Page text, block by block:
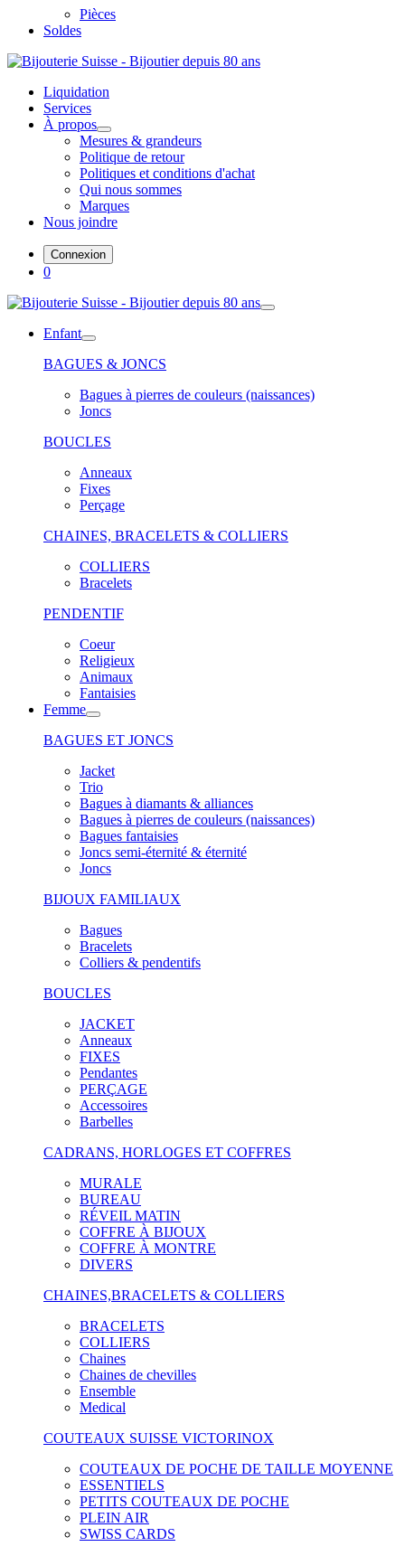
Pièces
Soldes
Liquidation
Services
À propos
Mesures & grandeurs
Politique de retour
Politiques et conditions d'achat
Qui nous sommes
Marques
Nous joindre
Connexion
0
Enfant
BAGUES & JONCS
Bagues à pierres de couleurs (naissances)
Joncs
BOUCLES
Anneaux
Fixes
Perçage
CHAINES, BRACELETS & COLLIERS
COLLIERS
Bracelets
PENDENTIF
Coeur
Religieux
Animaux
Fantaisies
Femme
BAGUES ET JONCS
Jacket
Trio
Bagues à diamants & alliances
Bagues à pierres de couleurs (naissances)
Bagues fantaisies
Joncs semi-éternité & éternité
Joncs
BIJOUX FAMILIAUX
Bagues
Bracelets
Colliers & pendentifs
BOUCLES
JACKET
Anneaux
FIXES
Pendantes
PERÇAGE
Accessoires
Barbelles
CADRANS, HORLOGES ET COFFRES
MURALE
BUREAU
RÉVEIL MATIN
COFFRE À BIJOUX
COFFRE À MONTRE
DIVERS
CHAINES,BRACELETS & COLLIERS
BRACELETS
COLLIERS
Chaines
Chaines de chevilles
Ensemble
Medical
COUTEAUX SUISSE VICTORINOX
COUTEAUX DE POCHE DE TAILLE MOYENNE
ESSENTIELS
PETITS COUTEAUX DE POCHE
PLEIN AIR
SWISS CARDS